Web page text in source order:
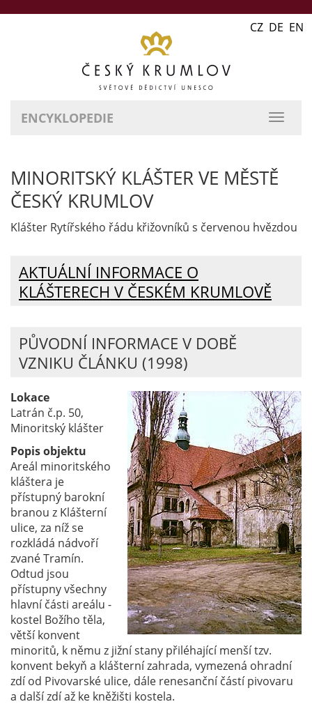
CZ DE EN
ENCYKLOPEDIE
MINORITSKÝ KLÁŠTER VE MĚSTĚ
ČESKÝ KRUMLOV
Klášter Rytířského řádu křižovníků s červenou hvězdou
AKTUÁLNÍ INFORMACE O
KLÁŠTERECH V ČESKÉM KRUMLOVĚ
PŮVODNÍ INFORMACE V DOBĚ
VZNIKU ČLÁNKU (1998)
Lokace
Latrán č.p. 50,
Minoritský klášter
Popis objektu
Areál minoritského
kláštera je
přístupný barokní
branou z Klášterní
ulice, za níž se
rozkládá nádvoří
zvané Tramín.
Odtud jsou
přístupny všechny
hlavní části areálu -
kostel Božího těla,
větší konvent
minoritů, k němu z jižní stany přiléhající menší tzv.
konvent bekyň a klášterní zahrada, vymezená ohradní
zdí od Pivovarské ulice, dále renesanční částí pivovaru
a další zdí až ke kněžišti kostela.